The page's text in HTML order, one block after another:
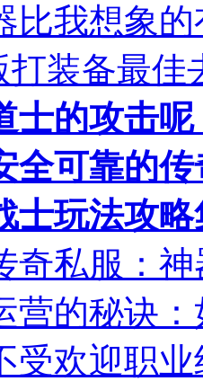
比我想象的
打装备最佳
士的攻击呢
全可靠的
士玩法攻略
奇私服：
营的秘诀
受欢迎职